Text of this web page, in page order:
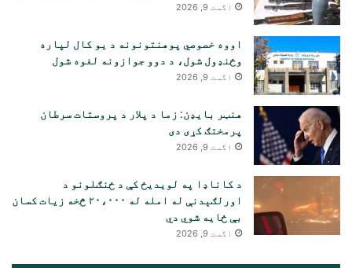
اگست 9, 2026
اووه خصوصي پوهنتونونه د یو کال لپاره
وځنډول شول، د دوو جوازونه لغوه شول
اگست 9, 2026
هنټر بایډن: زما د پلار د پروستات سرطان
پرمختګ کړی دی
اگست 9, 2026
د کاناډا په لویدیځ کې د ځنګلونو د
اورلګېدنې له امله له ۲۰،۰۰۰ څخه زیات کسان
بې ځایه شوي دي
اگست 9, 2026